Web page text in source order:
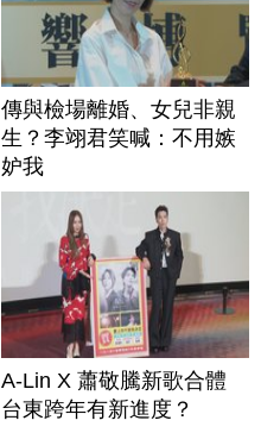
傳與檢場離婚、女兒非親
生？李翊君笑喊：不用嫉
妒我
A-Lin X 蕭敬騰新歌合體
台東跨年有新進度？